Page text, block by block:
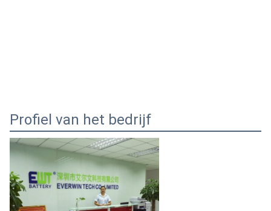
Profiel van het bedrijf